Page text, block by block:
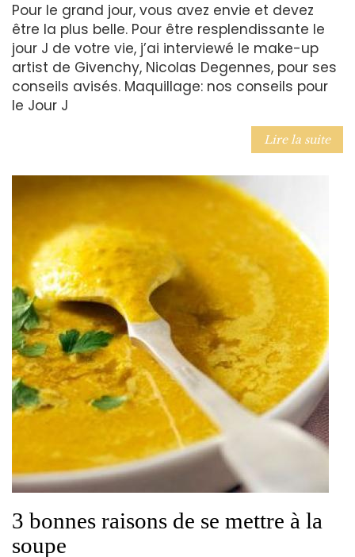
Pour le grand jour, vous avez envie et devez
être la plus belle. Pour être resplendissante le
jour J de votre vie, j’ai interviewé le make-up
artist de Givenchy, Nicolas Degennes, pour ses
conseils avisés. Maquillage: nos conseils pour
le Jour J
Lire la suite
3 bonnes raisons de se mettre à la
soupe